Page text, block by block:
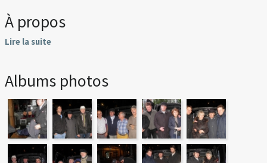
À propos
Lire la suite
Albums photos